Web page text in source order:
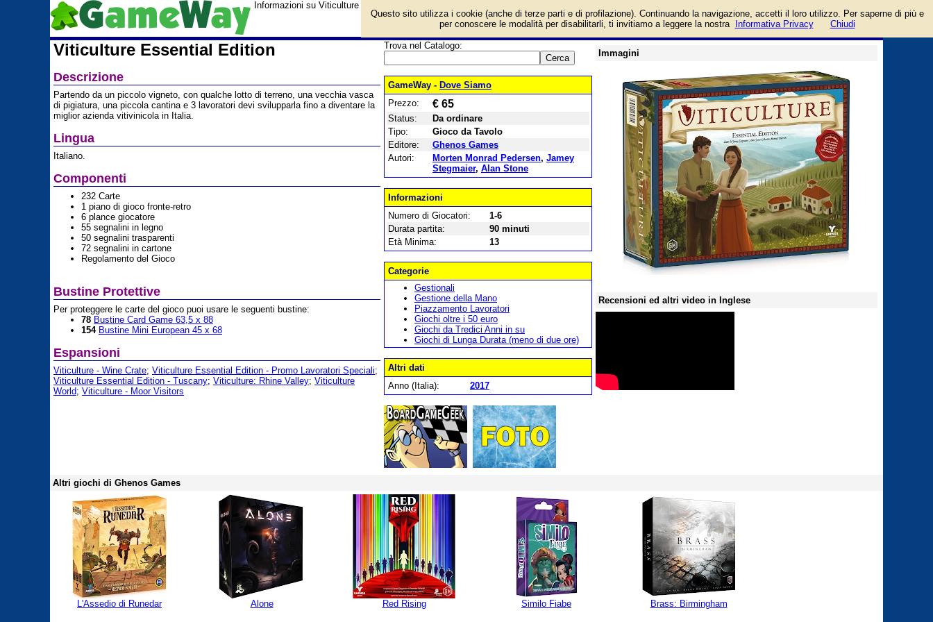
guida
Informazioni su Viticulture Essential Edition e prezzo di vendita. Prodotto da Ghenos Games
Viticulture Essential Edition
Descrizione
Partendo da un piccolo vigneto, con qualche lotto di terreno, una vecchia vasca
di pigiatura, una piccola cantina e 3 lavoratori devi svilupparla fino a diventare la
miglior azienda vitivinicola in Italia.
Lingua
Italiano.
Componenti
232 Carte
1 piano di gioco fronte-retro
6 plance giocatore
55 segnalini in legno
50 segnalini trasparenti
72 segnalini in cartone
Regolamento del Gioco
Bustine Protettive
Per proteggere le carte del gioco puoi usare le seguenti bustine:
78 Bustine Card Game 63,5 x 88
154 Bustine Mini European 45 x 68
Espansioni
Viticulture - Wine Crate; Viticulture Essential Edition - Promo Lavoratori Speciali;
Viticulture Essential Edition - Tuscany; Viticulture: Rhine Valley; Viticulture
World; Viticulture - Moor Visitors
Trova nel Catalogo:
GameWay - Dove Siamo
Prezzo:
€ 65
Status:
Da ordinare
Tipo:
Gioco da Tavolo
Editore:
Ghenos Games
Autori:
Morten Monrad Pedersen, Jamey
Stegmaier, Alan Stone
Informazioni
Numero di Giocatori:
1-6
Durata partita:
90 minuti
Età Minima:
13
Categorie
Gestionali
Gestione della Mano
Piazzamento Lavoratori
Giochi oltre i 50 euro
Giochi da Tredici Anni in su
Giochi di Lunga Durata (meno di due ore)
Altri dati
Anno (Italia):
2017
Immagini
Recensioni ed altri video in Inglese
Altri giochi di Ghenos Games
L'Assedio di Runedar Alone Red Rising Similo Fiabe Brass: Birmingham
Questo sito utilizza i cookie (anche di terze parti e di profilazione). Continuando la navigazione, accetti il loro utilizzo. Per saperne di più e
per conoscere le modalità per disabilitarli, ti invitiamo a leggere la nostra
Informativa Privacy Chiudi